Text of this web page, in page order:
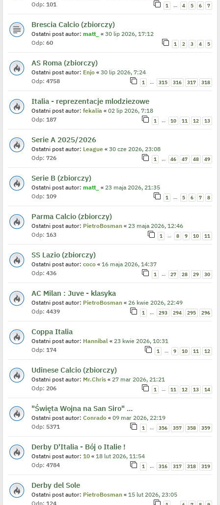
Odp: 101 1 … 4 5 6 7
Brescia Calcio (zbiorczy)
Ostatni post autor: matt_ « 30 lip 2026, 17:12
Odp: 60 1 2 3 4 5
AS Roma (zbiorczy)
Ostatni post autor: Enjo « 30 lip 2026, 7:24
Odp: 4758 1 … 315 316 317 318
Italia - reprezentacje mlodziezowe
Ostatni post autor: fekalia « 02 lip 2026, 7:18
Odp: 187 1 … 10 11 12 13
Serie A 2025/2026
Ostatni post autor: League « 30 cze 2026, 23:08
Odp: 726 1 … 46 47 48 49
Serie B (zbiorczy)
Ostatni post autor: matt_ « 23 maja 2026, 21:35
Odp: 109 1 … 5 6 7 8
Parma Calcio (zbiorczy)
Ostatni post autor: PietroBosman « 23 maja 2026, 12:46
Odp: 163 1 … 8 9 10 11
SS Lazio (zbiorczy)
Ostatni post autor: coco « 16 maja 2026, 14:37
Odp: 436 1 … 27 28 29 30
AC Milan : Juve - klasyka
Ostatni post autor: PietroBosman « 26 kwie 2026, 22:49
Odp: 4439 1 … 293 294 295 296
Coppa Italia
Ostatni post autor: Hannibal « 23 kwie 2026, 10:31
Odp: 174 1 … 9 10 11 12
Udinese Calcio (zbiorczy)
Ostatni post autor: Mr.Chris « 27 mar 2026, 21:21
Odp: 206 1 … 11 12 13 14
"Święta Wojna na San Siro" ...
Ostatni post autor: Conrado « 09 mar 2026, 22:19
Odp: 5371 1 … 356 357 358 359
Derby D'Italia - Bój o Italie !
Ostatni post autor: 10 « 18 lut 2026, 11:54
Odp: 4784 1 … 316 317 318 319
Derby del Sole
Ostatni post autor: PietroBosman « 15 lut 2026, 23:05
Odp: 124